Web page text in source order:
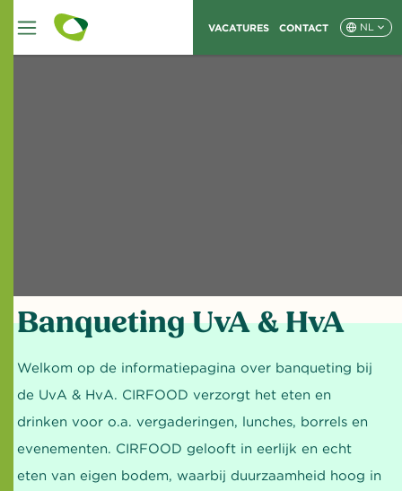
VACATURES CONTACT NL
Banqueting UvA & HvA
Welkom op de informatiepagina over banqueting bij
de UvA & HvA. CIRFOOD verzorgt het eten en
drinken voor o.a. vergaderingen, lunches, borrels en
evenementen. CIRFOOD gelooft in eerlijk en echt
eten van eigen bodem, waarbij duurzaamheid hoog in